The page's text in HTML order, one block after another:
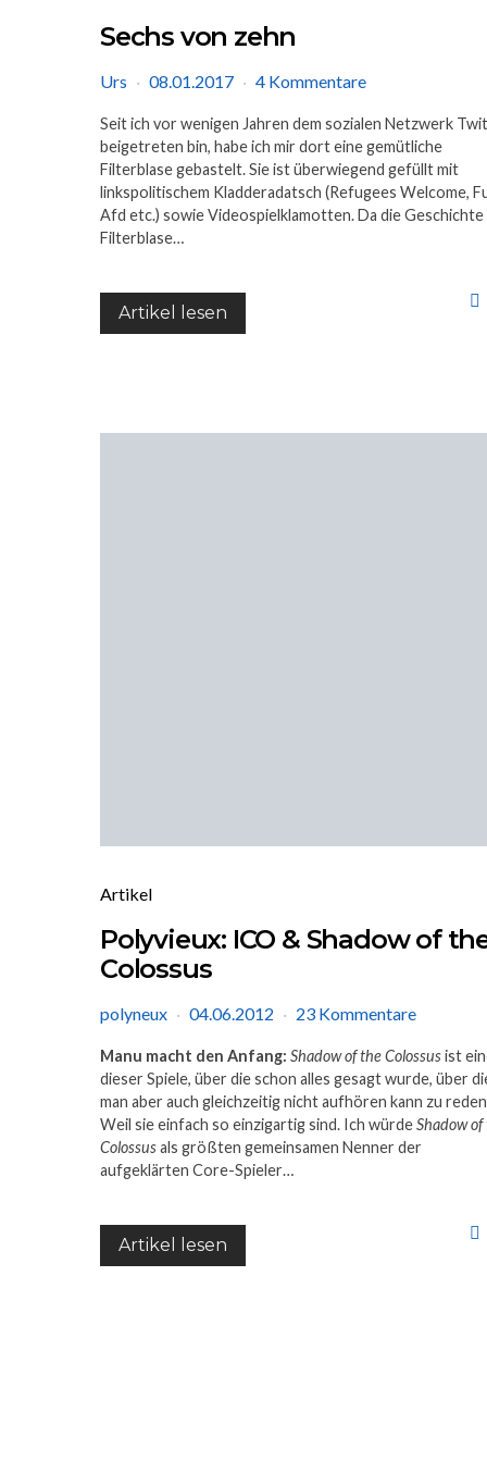
Sechs von zehn
Urs 08.01.2017 4 Kommentare
Seit ich vor wenigen Jahren dem sozialen Netzwerk
beigetreten bin, habe ich mir dort eine gemütliche
Filterblase gebastelt. Sie ist überwiegend gefüllt mit
linkspolitischem Kladderadatsch (Refugees Welcome,
Afd etc.) sowie Videospielklamotten. Da die
Filterblase…
Artikel lesen
Artikel
Polyvieux: ICO & Shadow of
Colossus
polyneux 04.06.2012 23 Kommentare
Manu macht den Anfang: Shadow of the Colossusist
dieser Spiele, über die schon alles gesagt wurde, über
man aber auch gleichzeitig nicht aufhören kann zu
Weil sie einfach so einzigartig sind. Ich würdeShadow
Colossusals größten gemeinsamen Nenner der
aufgeklärten Core-Spieler…
Artikel lesen